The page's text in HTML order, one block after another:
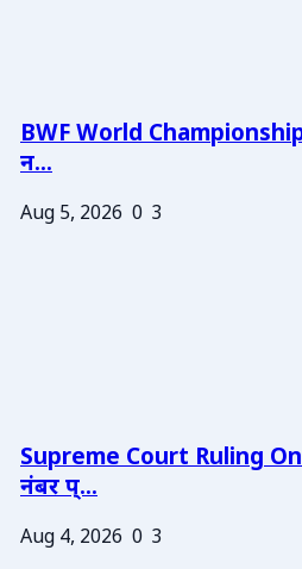
BWF World
न...
Aug 5, 2026 0 3
Supreme Court Ruling
नंबर प्...
Aug 4, 2026 0 3